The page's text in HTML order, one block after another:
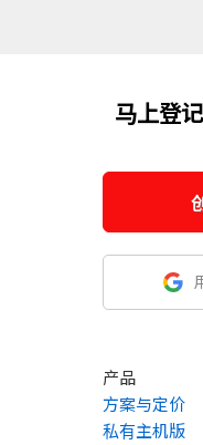
马上登
产品
方案与定价
私有主机版